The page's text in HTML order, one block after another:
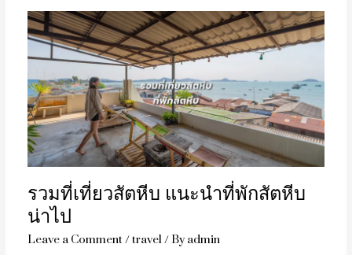
รวมที่เที่ยวสัตหีบ แนะนำที่พักสัตหีบ
น่าไป
Leave a Comment/travel/ Byadmin
รวม
ที่
เที่ยว
แนะนำ
ที่พัก
สัตหีบ
น่า
ไป